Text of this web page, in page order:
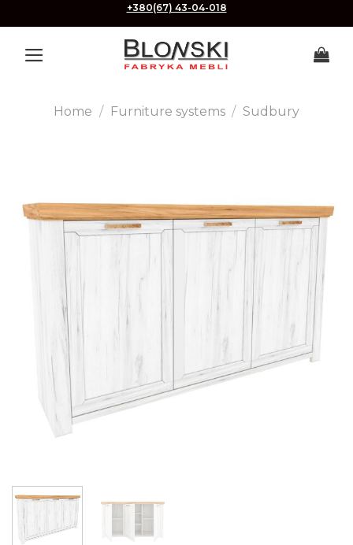
to
content
+380(67) 43-04-018
Home / Furniture systems / Sudbury